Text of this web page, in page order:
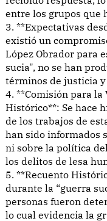
entre los grupos que
3. **Expectativas
existió un
López Obrador para
sucia", no se han
términos de justicia
4. **Comisión para
Histórico**: Se hace
de los trabajos de
han sido informados
ni sobre la política
los delitos de lesa
5. **Recuento
durante la “guerra
personas fueron
lo cual evidencia la